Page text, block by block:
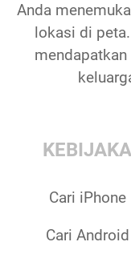
Anda
lokasi di
Cari iPhone
Cari Android